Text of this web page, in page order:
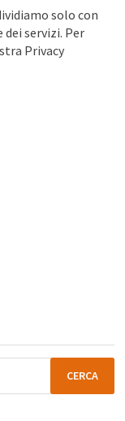
solo con
servizi. Per
Privacy